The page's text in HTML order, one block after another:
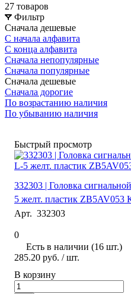
27 товаров
Фильтр
Сначала дешевые
С начала алфавита
С конца алфавита
Сначала непопулярные
Сначала популярные
Сначала дешевые
Сначала дорогие
По возрастанию наличия
По убыванию наличия
Быстрый просмотр
332303 | Головка
5 желт. пластик
Арт. 332303
0
Есть в наличии (16 шт.)
285.20 руб. / шт.
В корзину